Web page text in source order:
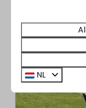
Op het park
NL